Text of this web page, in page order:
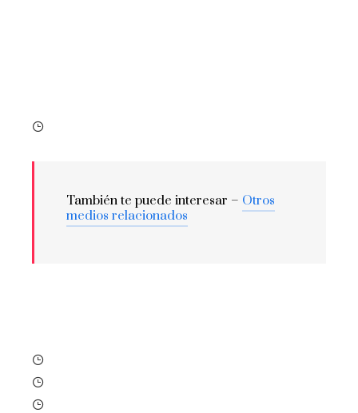
También te puede interesar – Otros
medios relacionados